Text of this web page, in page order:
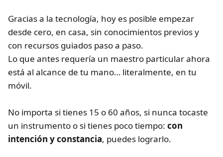
Gracias a la tecnología, hoy es posible empezar
desde cero, en casa, sin conocimientos previos y
con recursos guiados paso a paso.
Lo que antes requería un maestro particular ahora
está al alcance de tu mano… literalmente, en tu
móvil.
No importa si tienes 15 o 60 años, si nunca tocaste
un instrumento o si tienes poco tiempo: con
intención y constancia, puedes lograrlo.